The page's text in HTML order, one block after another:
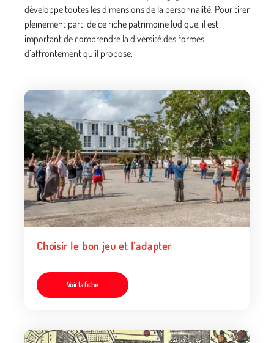
développe toutes les dimensions de la personnalité. Pour tirer
pleinement parti de ce riche patrimoine ludique, il est
important de comprendre la diversité des formes
d’affrontement qu’il propose.
Choisir le bon jeu et l’adapter
Voir la fiche